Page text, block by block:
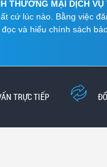
MẠI DỊCH VỤ
cứ lúc nào. Bằng việc
và hiểu chính sách
TRỰC TIẾP